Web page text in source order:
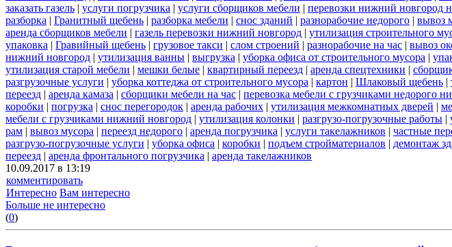
заказать газель | услуги погрузчика | услуги сборщиков мебели | перевозки нижний новгород
разборка | Гранитный щебень | разборка мебели | снос зданий | разнорабочие недорого | вывоз
аренда сборщиков мебели | газель перевозки нижний новгород | утилизация строительного
упаковка | Гравийный щебень | грузовое такси | слом строений | разнорабочие на час | вывоз
нижний новгород | утилизация ванны | выгрузка | уборка офиса от строительного мусора |
утилизация старой мебели | мешки белые | квартирный переезд | аренда спецтехники |
разгрузочные услуги | уборка коттеджа от строительного мусора | картон | Шлаковый щебень |
переезд | аренда камаза | сборщики мебели на час | перевозка мебели с грузчиками недорого
коробки | погрузка | снос перегородок | аренда рабочих | утилизация межкомнатных дверей |
мебели с грузчиками нижний новгород | утилизация колонки | разгрузо-погрузочные работы |
рам | вывоз мусора | переезд недорого | аренда погрузчика | услуги такелажников | частные
разгрузо-погрузочные услуги | уборка офиса | коробки | подъем стройматериалов | демонтаж
переезд | аренда фронтального погрузчика | аренда такелажников
10.09.2017 в 13:19
комментировать
Интересно Вам интересно
Больше не интересно
(0)